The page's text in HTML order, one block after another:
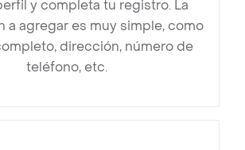
y completa tu registro. La
a agregar es muy simple, como
dirección, número de
teléfono, etc.